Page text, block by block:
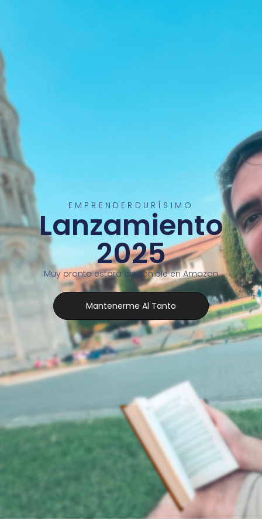
EMPRENDERDURÍSIMO
Lanzamiento
2025
Muy pronto estará disponible en Amazon
Mantenerme Al Tanto